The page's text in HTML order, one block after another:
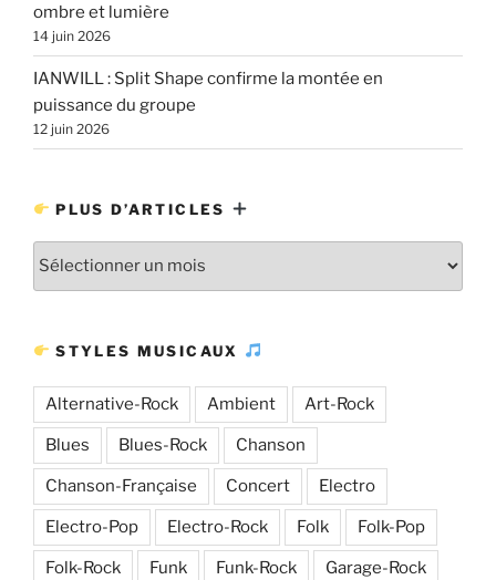
ombre et lumière
14 juin 2026
IANWILL : Split Shape confirme la montée en
puissance du groupe
12 juin 2026
PLUS D’ARTICLES
STYLES MUSICAUX
Alternative-Rock Ambient Art-Rock
Blues Blues-Rock Chanson
Chanson-Française Concert Electro
Electro-Pop Electro-Rock Folk Folk-Pop
Folk-Rock Funk Funk-Rock Garage-Rock